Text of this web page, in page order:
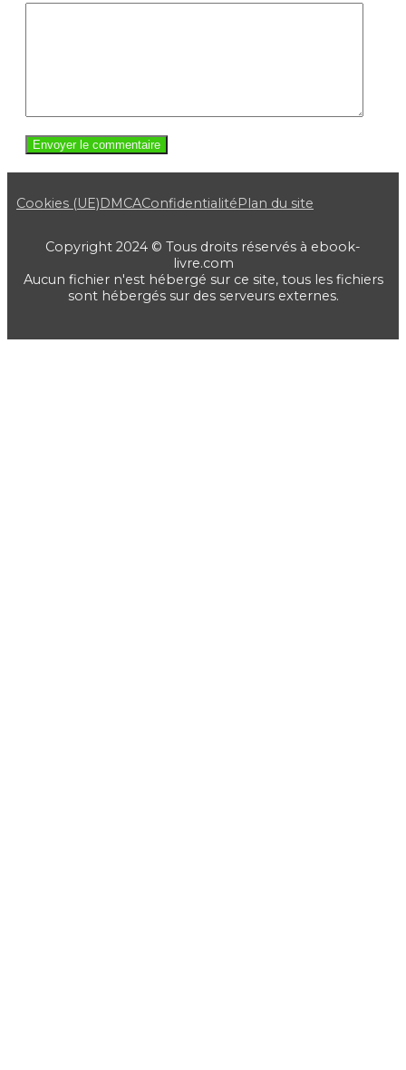
Cookies (UE) DMCAConfidentialité Plan du site
Copyright 2024 © Tous droits réservés à ebook-
livre.com
Aucun fichier n'est hébergé sur ce site, tous les fichiers
sont hébergés sur des serveurs externes.